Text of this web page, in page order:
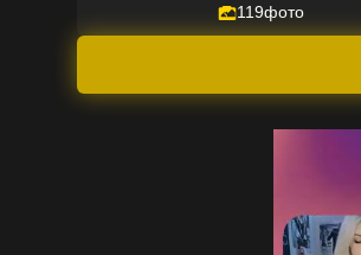
119фото